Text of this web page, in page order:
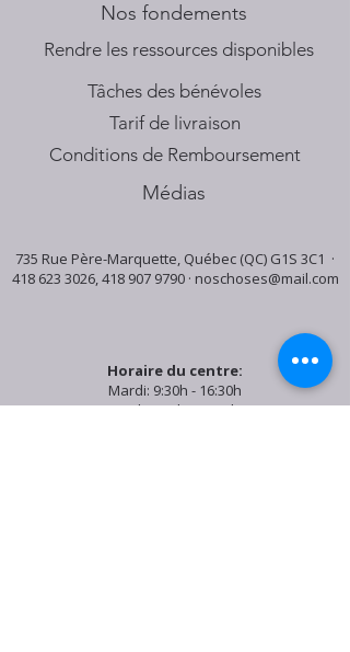
Nos fondements
​Rendre les ressources disponibles
Tâches des bénévoles
Tarif de livraison
Conditions de Remboursement
Médias
735 Rue Père-Marquette, Québec (QC) G1S 3C1 ·
418 623 3026,418 907 9790· noschoses@mail.com
Horaire du centre:
Mardi: 9:30h - 16:30h
Jeudi: 9:30h - 19:00h